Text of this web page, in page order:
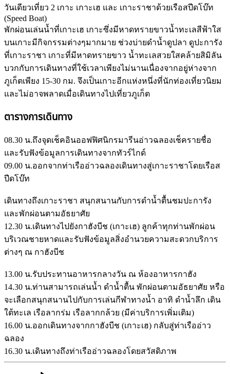
วันเดียวเที่ยว 2 เกาะ เกาะเฮ และ เกาะราชาด้วยเรือสปีดโบ๊ท
(Speed Boat)
พักผ่อนเล่นน้ำที่เกาะเฮ เกาะซึ่งมีหาดทรายขาวน้ำทะเลสีฟ้าใส
บนเกาะมีกิจกรรมต่างๆมากมาย ช่วงบ่ายดำน้ำดูปลา ดูปะการัง
ที่เกาะราชา เกาะที่มีหาดทรายขาว น้ำทะเลสวยใสคล้ายสิมิลัน
บวกกับการเดินทางที่ใช้เวลาเพียงไม่นานเนื่องจากอยู่ห่างจาก
ภูเก็ตเพียง 15-30 กม. จึงเป็นเกาะอีกแห่งหนึ่งที่นักท่องเที่ยวนิยม
และไม่อาจพลาดเมื่อเดินทางไปเที่ยวภูเก็ต
ตารางการเดินทาง
08.30 น.ถึงจุดเช็คอินออฟฟิศนิกรมารีนอ่าวฉลองเช็ครายชื่อ
และรับฟังข้อมูลการเดินทางจากทัวร์ไกด์
09.00 น.ออกจากท่าเรืออ่าวฉลองเดินทางสู่เกาะราชาโดยเรือส
ปีดโบ๊ท
เดินทางถึงเกาะราชา สนุกสนานกับการดำน้ำตื้นชมปะการัง
และพักผ่อนตามอัธยาศัย
12.30 น.เดินทางไปยังกาฮังบีช (เกาะเฮ) ลูกค้าทุกท่านพักผ่อน
บริเวณชายหาดและรับฟังข้อมูลสิ่งอำนวยความสะดวกบริการ
ต่างๆ ณ กาฮังบีช
13.00 น.รับประทานอาหารกลางวัน ณ ห้องอาหารกาฮัง
14.30 น.ท่านสามารถเล่นน้ำ ดำน้ำตื้น พักผ่อนตามอัธยาศัย หรือ
จะเลือกสนุกสนานไปกับการเล่นกีฬาทางน้ำ อาทิ ดำน้ำลึก เดิน
ใต้ทะเล เรือลากร่ม เรือลากกล้วย (มีค่าบริการเพิ่มเติม)
16.00 น.ออกเดินทางจากกาฮังบีช (เกาะเฮ) กลับสู่ท่าเรืออ่าว
ฉลอง
16.30 น.เดินทางถึงท่าเรืออ่าวฉลองโดยสวัสดิภาพ